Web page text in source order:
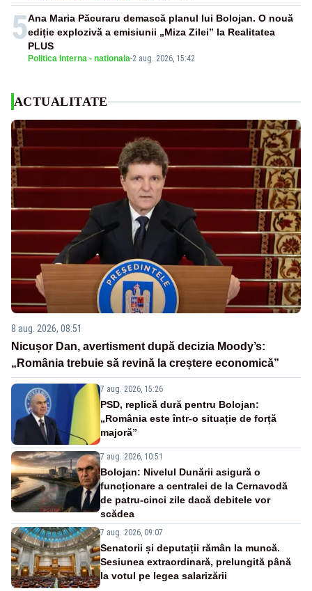
5
Politica Interna - nationala-2 aug. 2026, 15:42
Ana Maria Păcuraru demască planul lui Bolojan. O nouă
ediție explozivă a emisiunii „Miza Zilei” la Realitatea
PLUS
ACTUALITATE
8 aug. 2026, 08:51
Nicușor Dan, avertisment după decizia Moody’s:
„România trebuie să revină la creștere economică”
7 aug. 2026, 15:26
PSD, replică dură pentru Bolojan:
„România este într-o situație de forță
majoră”
7 aug. 2026, 10:51
Bolojan: Nivelul Dunării asigură o
funcționare a centralei de la Cernavodă
de patru-cinci zile dacă debitele vor
scădea
7 aug. 2026, 09:07
Senatorii și deputații rămân la muncă.
Sesiunea extraordinară, prelungită până
la votul pe legea salarizării